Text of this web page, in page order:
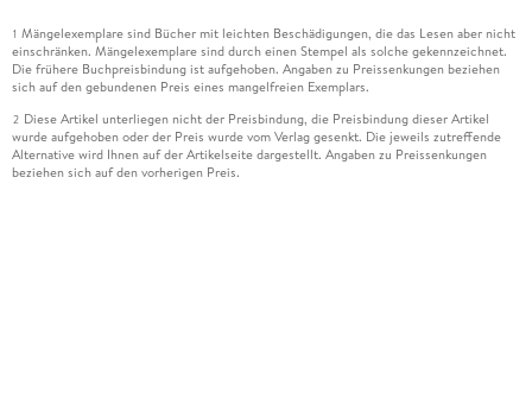
1 Mängelexemplare sind Bücher mit leichten Beschädigungen, die das Lesen aber nicht
einschränken. Mängelexemplare sind durch einen Stempel als solche gekennzeichnet.
Die frühere Buchpreisbindung ist aufgehoben. Angaben zu Preissenkungen beziehen
sich auf den gebundenen Preis eines mangelfreien Exemplars.
2 Diese Artikel unterliegen nicht der Preisbindung, die Preisbindung dieser Artikel
wurde aufgehoben oder der Preis wurde vom Verlag gesenkt. Die jeweils zutreffende
Alternative wird Ihnen auf der Artikelseite dargestellt. Angaben zu Preissenkungen
beziehen sich auf den vorherigen Preis.